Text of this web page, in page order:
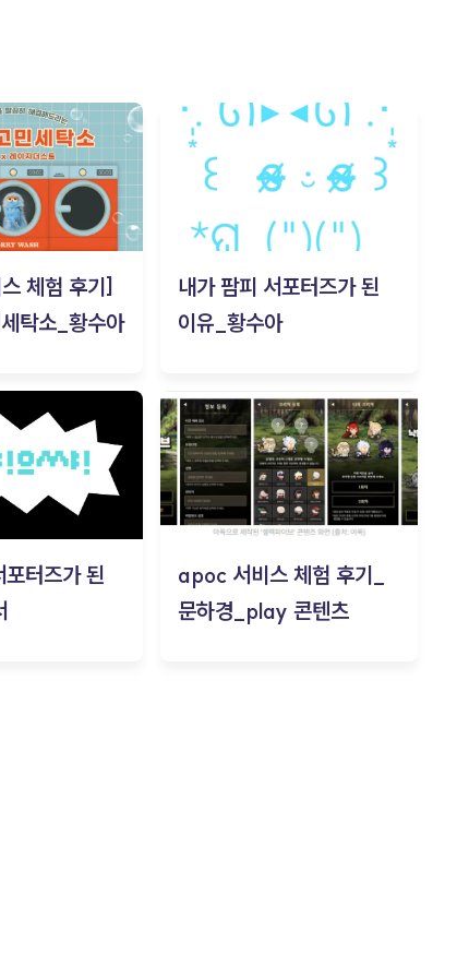
체험 후기]
탁소_황수아
내가 팜피 서포터즈가 된
이유_황수아
터즈가 된
apoc 서비스 체험 후기_
문하경_play 콘텐츠